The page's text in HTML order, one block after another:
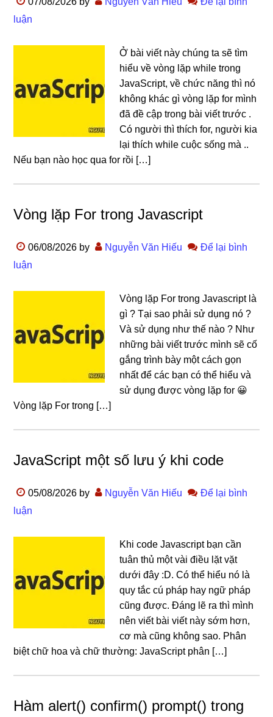
luận
Ở bài viết này chúng ta sẽ tìm
hiểu về vòng lặp while trong
JavaScript, về chức năng thì nó
không khác gì vòng lặp for mình
đã đề cập trong bài viết trước .
Có người thì thích for, người kia
lại thích while cuộc sống mà ..
Nếu bạn nào học qua for rồi […]
Vòng lặp For trong Javascript
06/08/2026 by Nguyễn Văn Hiếu
Để lại bình
luận
Vòng lặp For trong Javascript là
gì ? Tại sao phải sử dụng nó ?
Và sử dụng như thế nào ? Như
những bài viết trước mình sẽ cố
gắng trình bày một cách gọn
nhất để các bạn có thể hiểu và
sử dụng được vòng lặp for 😀
Vòng lặp For trong […]
JavaScript một số lưu ý khi code
05/08/2026 by Nguyễn Văn Hiếu
Để lại bình
luận
Khi code Javascript bạn cần
tuân thủ một vài điều lặt vặt
dưới đây :D. Có thể hiểu nó là
quy tắc cú pháp hay ngữ pháp
cũng được. Đáng lẽ ra thì mình
nên viết bài viết này sớm hơn,
cơ mà cũng không sao. Phân
biệt chữ hoa và chữ thường: JavaScript phân […]
Hàm alert() confirm() prompt() trong